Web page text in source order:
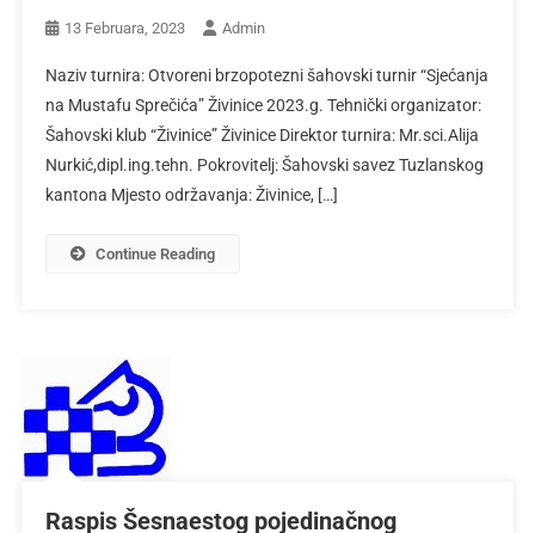
13 Februara, 2023 Admin
Naziv turnira: Otvoreni brzopotezni šahovski turnir “Sjećanja
na Mustafu Sprečića” Živinice 2023.g. Tehnički organizator:
Šahovski klub “Živinice” Živinice Direktor turnira: Mr.sci.Alija
Nurkić,dipl.ing.tehn. Pokrovitelj: Šahovski savez Tuzlanskog
kantona Mjesto održavanja: Živinice, […]
Continue Reading
Raspis Šesnaestog pojedinačnog